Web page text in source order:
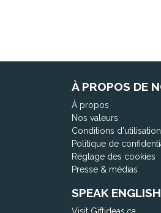
À PROPOS DE
À propos
Nos valeurs
Conditions d'utilisation
Politique de
Réglage des cookies
Presse & médias
SPEAK
Visit Giftideas.ca